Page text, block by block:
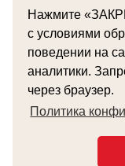
Нажмите
с условиями
поведении на
аналитики.
через браузер.
Политика
Независимая
Бесплатная
Земский
+7 (4812) 38-55-92